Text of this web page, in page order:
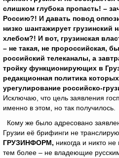
слишком глубока пропасть! –
Россию?! И давать повод
низко шантажирует грузинский
хлебом?! И вот, грузинская
– не такая, не пророссийская,
российский телеканалы, а
тройку функционирующих в
редакционная политика
урегулирование российско-
Исключаю, что цель заявления
именно в этом, но так получилось.
Кому же было адресовано
Грузии её брифинги не
ГРУЗИНФОРМ, никогда и никто не
тем более – не владеющие